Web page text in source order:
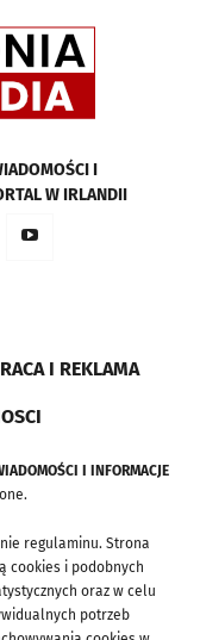
I
W IRLANDII
I REKLAMA
I INFORMACJE
regulaminu. Strona
cookies i podobnych
oraz w celu
potrzeb